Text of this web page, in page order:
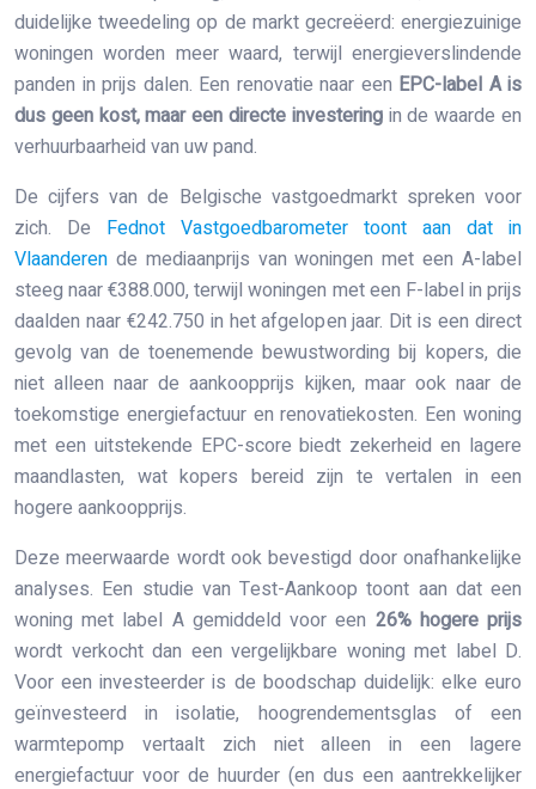
duidelijke tweedeling op de markt gecreëerd: energiezuinige
woningen worden meer waard, terwijl energieverslindende
panden in prijs dalen. Een renovatie naar een EPC-label A is
dus geen kost, maar een directe investeringin de waarde en
verhuurbaarheid van uw pand.
De cijfers van de Belgische vastgoedmarkt spreken voor
zich. De Fednot Vastgoedbarometer toont aan dat in
Vlaanderen de mediaanprijs van woningen met een A-label
steeg naar €388.000, terwijl woningen met een F-label in prijs
daalden naar €242.750 in het afgelopen jaar. Dit is een direct
gevolg van de toenemende bewustwording bij kopers, die
niet alleen naar de aankoopprijs kijken, maar ook naar de
toekomstige energiefactuur en renovatiekosten. Een woning
met een uitstekende EPC-score biedt zekerheid en lagere
maandlasten, wat kopers bereid zijn te vertalen in een
hogere aankoopprijs.
Deze meerwaarde wordt ook bevestigd door onafhankelijke
analyses. Een studie van Test-Aankoop toont aan dat een
woning met label A gemiddeld voor een 26% hogere prijs
wordt verkocht dan een vergelijkbare woning met label D.
Voor een investeerder is de boodschap duidelijk: elke euro
geïnvesteerd in isolatie, hoogrendementsglas of een
warmtepomp vertaalt zich niet alleen in een lagere
energiefactuur voor de huurder (en dus een aantrekkelijker